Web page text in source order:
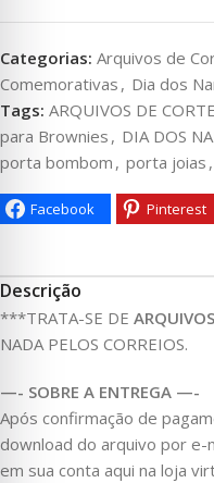
Categorias: Arquivos de
Comemorativas , Dia dos
Tags: ARQUIVOS DE CORTE
para Brownies , DIA DOS
porta bombom , porta joias ,
Facebook Pinterest
Descrição
***TRATA-SE DE
NADA PELOS CORREIOS.
—- SOBRE A ENTREGA —-
Após confirmação de
download do arquivo por e-
em sua conta aqui na loja